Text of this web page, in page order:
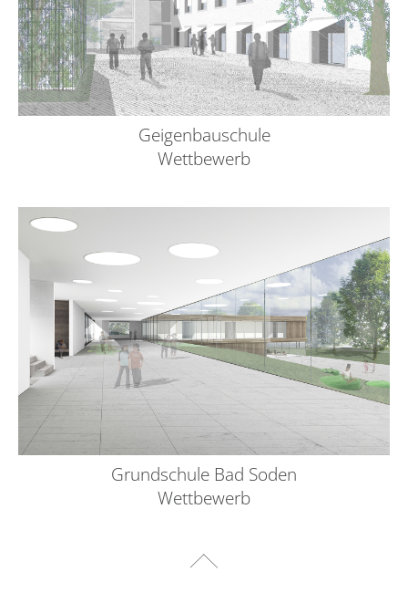
Geigenbauschule
Wettbewerb
Grundschule Bad Soden
Wettbewerb